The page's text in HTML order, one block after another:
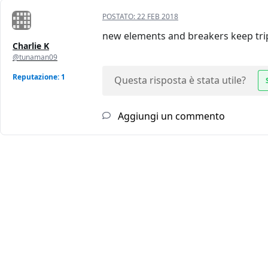
Charlie K
@tunaman09
Reputazione: 1
POSTATO:22 FEB 2018
new elements and breakers keep
Questa risposta è stata utile?
Aggiungi un commento